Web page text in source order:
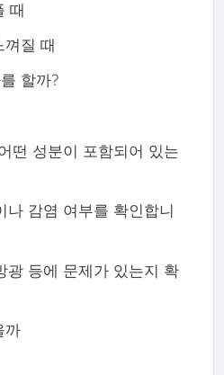
때
껴질 때
할까?
떤 성분이 포함되어 있는
나 감염 여부를 확인합니
광 등에 문제가 있는지 확
까